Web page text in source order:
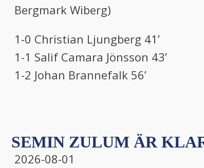
Bergmark Wiberg)
1-0 Christian Ljungberg 41’
1-1 Salif Camara Jönsson 43’
1-2 Johan Brannefalk 56’
SEMIN ZULUM ÄR
2026-08-01